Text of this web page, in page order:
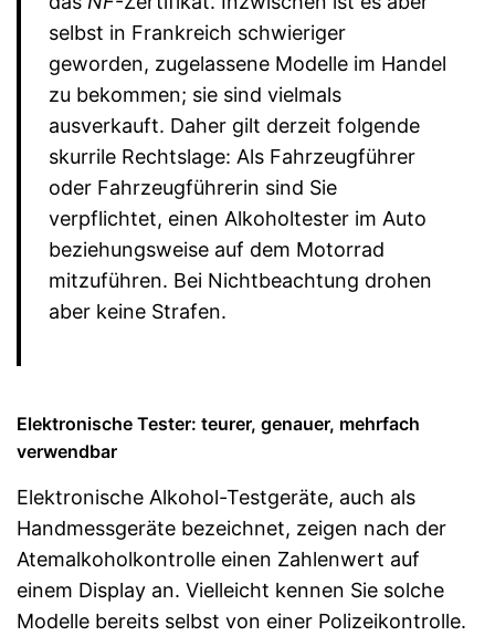
selbst in Frankreich schwieriger
geworden, zugelassene Modelle im Handel
zu bekommen; sie sind vielmals
ausverkauft. Daher gilt derzeit folgende
skurrile Rechtslage: Als Fahrzeugführer
oder Fahrzeugführerin sind Sie
verpflichtet, einen Alkoholtester im Auto
beziehungsweise auf dem Motorrad
mitzuführen. Bei Nichtbeachtung drohen
aber keine Strafen.
Elektronische Tester: teurer, genauer, mehrfach
verwendbar
Elektronische Alkohol-Testgeräte, auch als
Handmessgeräte bezeichnet, zeigen nach der
Atemalkoholkontrolle einen Zahlenwert auf
einem Display an. Vielleicht kennen Sie solche
Modelle bereits selbst von einer Polizeikontrolle.